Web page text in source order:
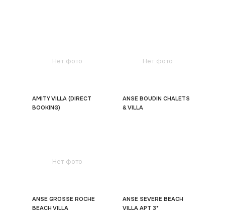
Нет фото
AMITY VILLA (DIRECT
BOOKING)
Нет фото
ANSE BOUDIN CHALETS
& VILLA
Нет фото
ANSE GROSSE ROCHE
BEACH VILLA
ANSE SEVERE BEACH
VILLA APT 3*